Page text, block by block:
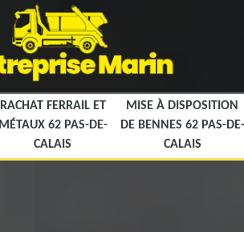
RACHAT FERRAIL ET
MÉTAUX 62 PAS-DE-
CALAIS
MISE À DISPOSITION
DE BENNES 62 PAS-DE-
CALAIS